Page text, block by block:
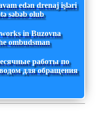
edən drenaj işləri
səbəb olub
in Buzovna
ombudsman
работы по
для обращения